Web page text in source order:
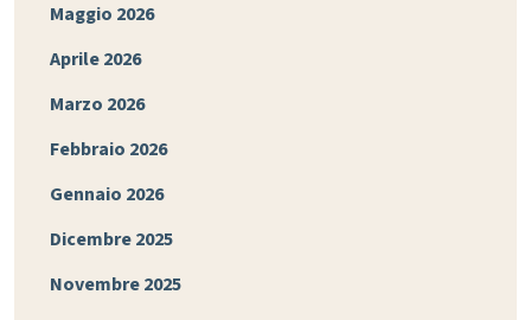
Maggio 2026
Aprile 2026
Marzo 2026
Febbraio 2026
Gennaio 2026
Dicembre 2025
Novembre 2025